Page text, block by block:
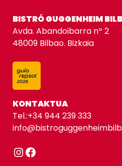
BISTRÓ GUGGENHEIM
Avda. Abandoibarra nº 2
48009 Bilbao. Bizkaia
KONTAKTUA
Tel.:+34 944 239 333
Instagram
Facebook